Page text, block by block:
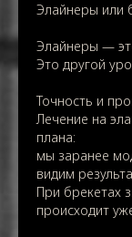
Элайнеры или
Элайнеры —
Это другой
Точность и
Лечение на
плана:
мы заранее
видим
При брекетах
происходит